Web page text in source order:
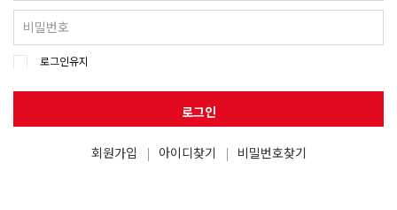
로그인유지
로그인
회원가입 아이디찾기 비밀번호찾기